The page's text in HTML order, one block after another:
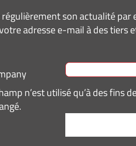
son actualité
adresse e-mail à des tiers
n’est utilisé qu’à des fins